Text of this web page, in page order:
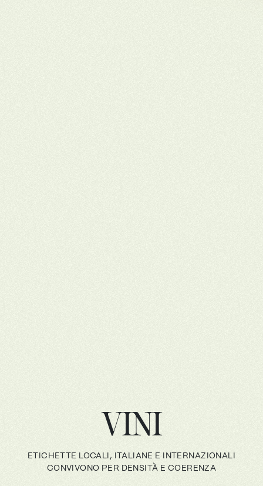
VINI
ETICHETTE LOCALI, ITALIANE E INTERNAZIONALI
CONVIVONO PER DENSITÀ E COERENZA